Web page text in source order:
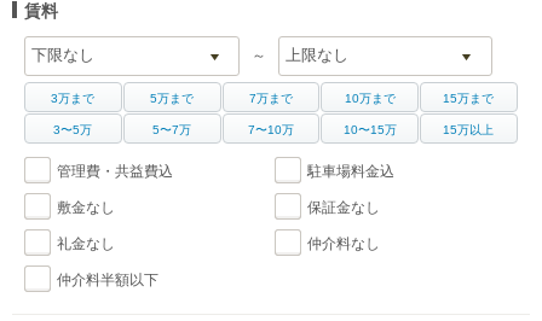
賃料
～
3万まで 5万まで 7万まで 10万まで 15万まで
3〜5万 5〜7万 7〜10万 10〜15万 15万以上
管理費・共益費込 駐車場料金込
敷金なし 保証金なし
礼金なし 仲介料なし
仲介料半額以下